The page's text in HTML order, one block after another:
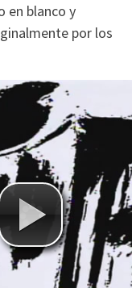
en blanco y
por los